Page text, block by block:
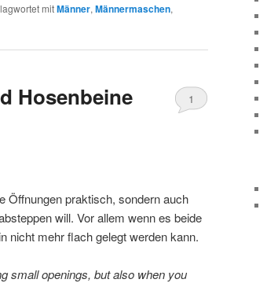
mitMänner, Männermaschen,
Hosenbeine 1
Öffnungen praktisch, sondern auch
will. Vor allem wenn es beide
nicht mehr flach gelegt werden kann.
small openings, but also when you